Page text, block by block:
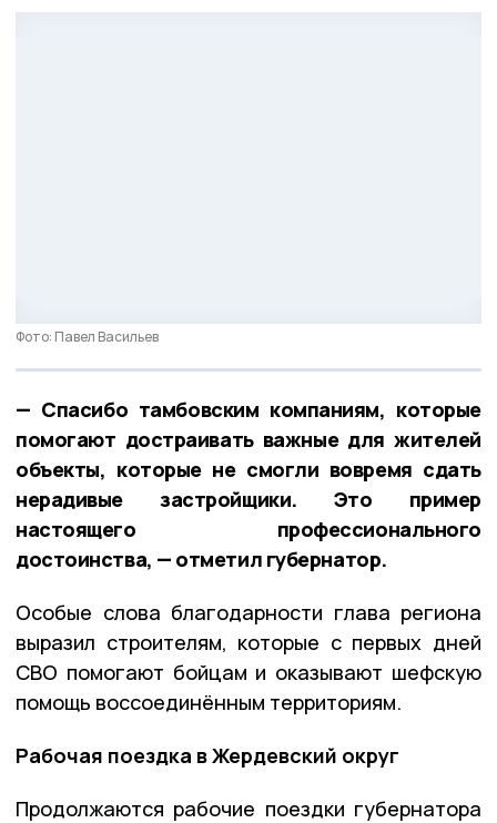
Фото: Павел Васильев
— Спасибо тамбовским компаниям, которые
помогают достраивать важные для жителей
объекты, которые не смогли вовремя сдать
нерадивые застройщики. Это пример
настоящего профессионального
достоинства, — отметил губернатор.
Особые слова благодарности глава региона
выразил строителям, которые с первых дней
СВО помогают бойцам и оказывают шефскую
помощь воссоединённым территориям.
Рабочая поездка в Жердевский округ
Продолжаются рабочие поездки губернатора